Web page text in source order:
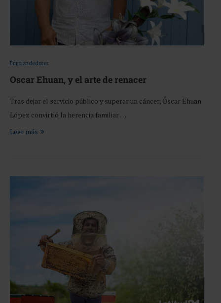
Emprendedores
Oscar Ehuan, y el arte de renacer
Tras dejar el servicio público y superar un cáncer, Óscar Ehuan
López convirtió la herencia familiar …
Leer más